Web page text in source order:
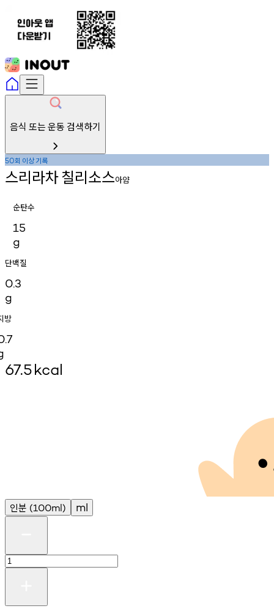
음식 또는 운동 검색하기
50회 이상기록
스리라차칠리소스아얌
순탄수
15
g
단백질
0.3
g
방
67.5kcal
인분 (100ml) ml